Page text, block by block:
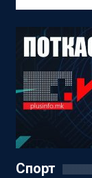
Спорт